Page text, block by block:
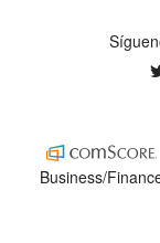
Business/